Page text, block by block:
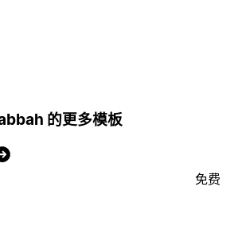
的更多模板
免费